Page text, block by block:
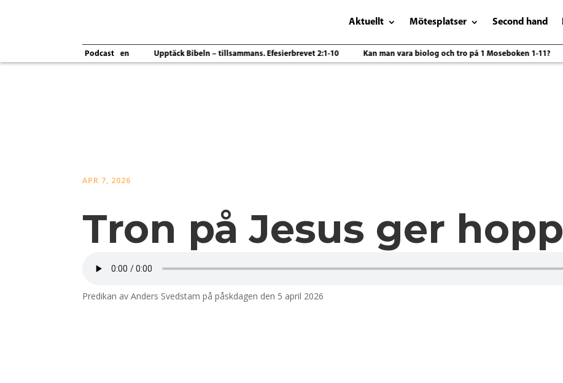
Aktuellt Mötesplatser Second hand
Podcast
Ordet & Anden Upptäck Bibeln – tillsammans. Efesierbrevet 2:1-10 Kan man vara biolog och tro på 1 Moseboken 1-11?
APR 7, 2026
Tron på Jesus ger hopp
Predikan av Anders Svedstam på påskdagen den 5 april 2026